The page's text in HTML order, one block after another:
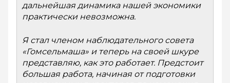
дальнейшая динамика нашей экономики
практически невозможна.
Я стал членом наблюдательного совета
«Гомсельмаша» и теперь на своей шкуре
представляю, как это работает. Предстоит
большая работа, начиная от подготовки